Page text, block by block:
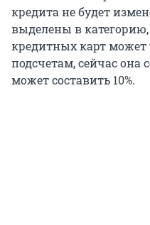
кредита не будет
выделены в
кредитных карт может
подсчетам, сейчас она
может составить 10%.